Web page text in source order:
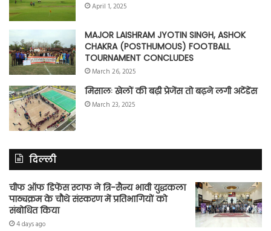
April 1, 2025
MAJOR LAISHRAM JYOTIN SINGH, ASHOK
CHAKRA (POSTHUMOUS) FOOTBALL
TOURNAMENT CONCLUDES
March 26, 2025
मिसालः खेलों की बढ़ी प्रेजेंस तो बढ़ने लगी अटेंडेंस
March 23, 2025
दिल्ली
चीफ ऑफ डिफेंस स्टाफ ने त्रि-सैन्य भावी युद्धकला
पाठ्यक्रम के चौथे संस्करण में प्रतिभागियों को
संबोधित किया
4 days ago